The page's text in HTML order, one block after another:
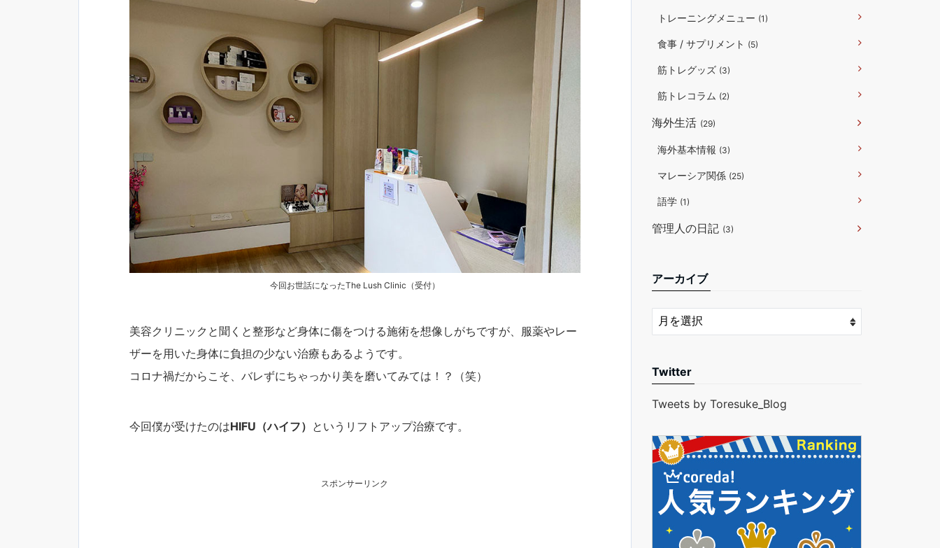
今回お世話になったThe Lush Clinic（受付）
美容クリニックと聞くと整形など身体に傷をつける施術を想像しがちですが、服薬やレー
ザーを用いた身体に負担の少ない治療もあるようです。
コロナ禍だからこそ、バレずにちゃっかり美を磨いてみては！？（笑）
今回僕が受けたのはHIFU（ハイフ） というリフトアップ治療です。
スポンサーリンク
トレーニングメニュー (1)
食事 / サプリメント (5)
筋トレグッズ (3)
筋トレコラム (2)
海外生活 (29)
海外基本情報 (3)
マレーシア関係 (25)
語学 (1)
管理人の日記 (3)
アーカイブ
Twitter
Tweets by Toresuke_Blog